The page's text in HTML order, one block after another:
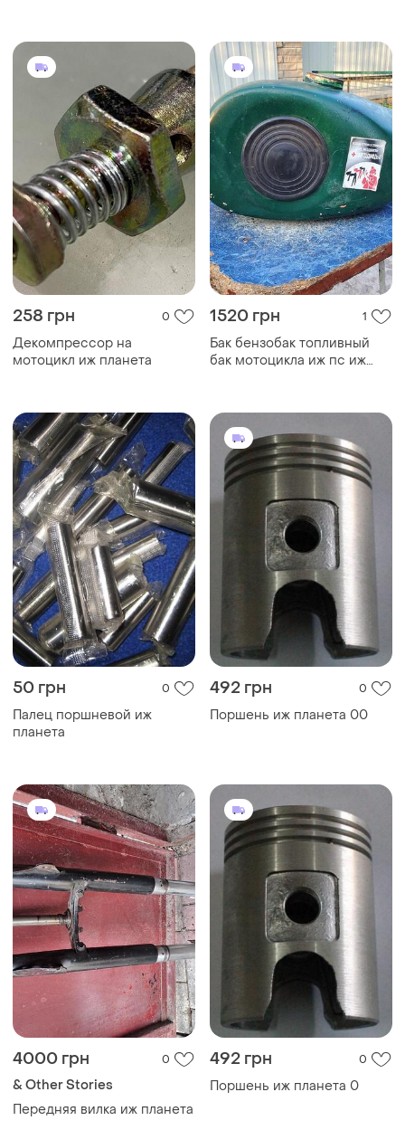
258 грн 0
Декомпрессор на
мотоцикл иж планета
1520 грн 1
Бак бензобак топливный
бак мотоцикла иж пс иж
50 грн 0
Палец поршневой иж
планета
492 грн 0
Поршень иж планета 00
4000 грн 0
& Other Stories
Передняя вилка иж планета
492 грн 0
Поршень иж планета 0